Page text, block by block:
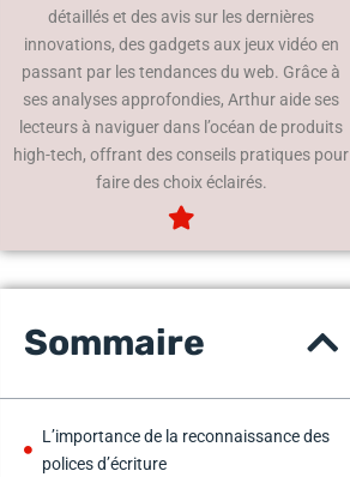
détaillés et des avis sur les dernières
innovations, des gadgets aux jeux vidéo en
passant par les tendances du web. Grâce à
ses analyses approfondies, Arthur aide ses
lecteurs à naviguer dans l’océan de produits
high-tech, offrant des conseils pratiques pour
faire des choix éclairés.
Sommaire
L’importance de la reconnaissance des
polices d’écriture